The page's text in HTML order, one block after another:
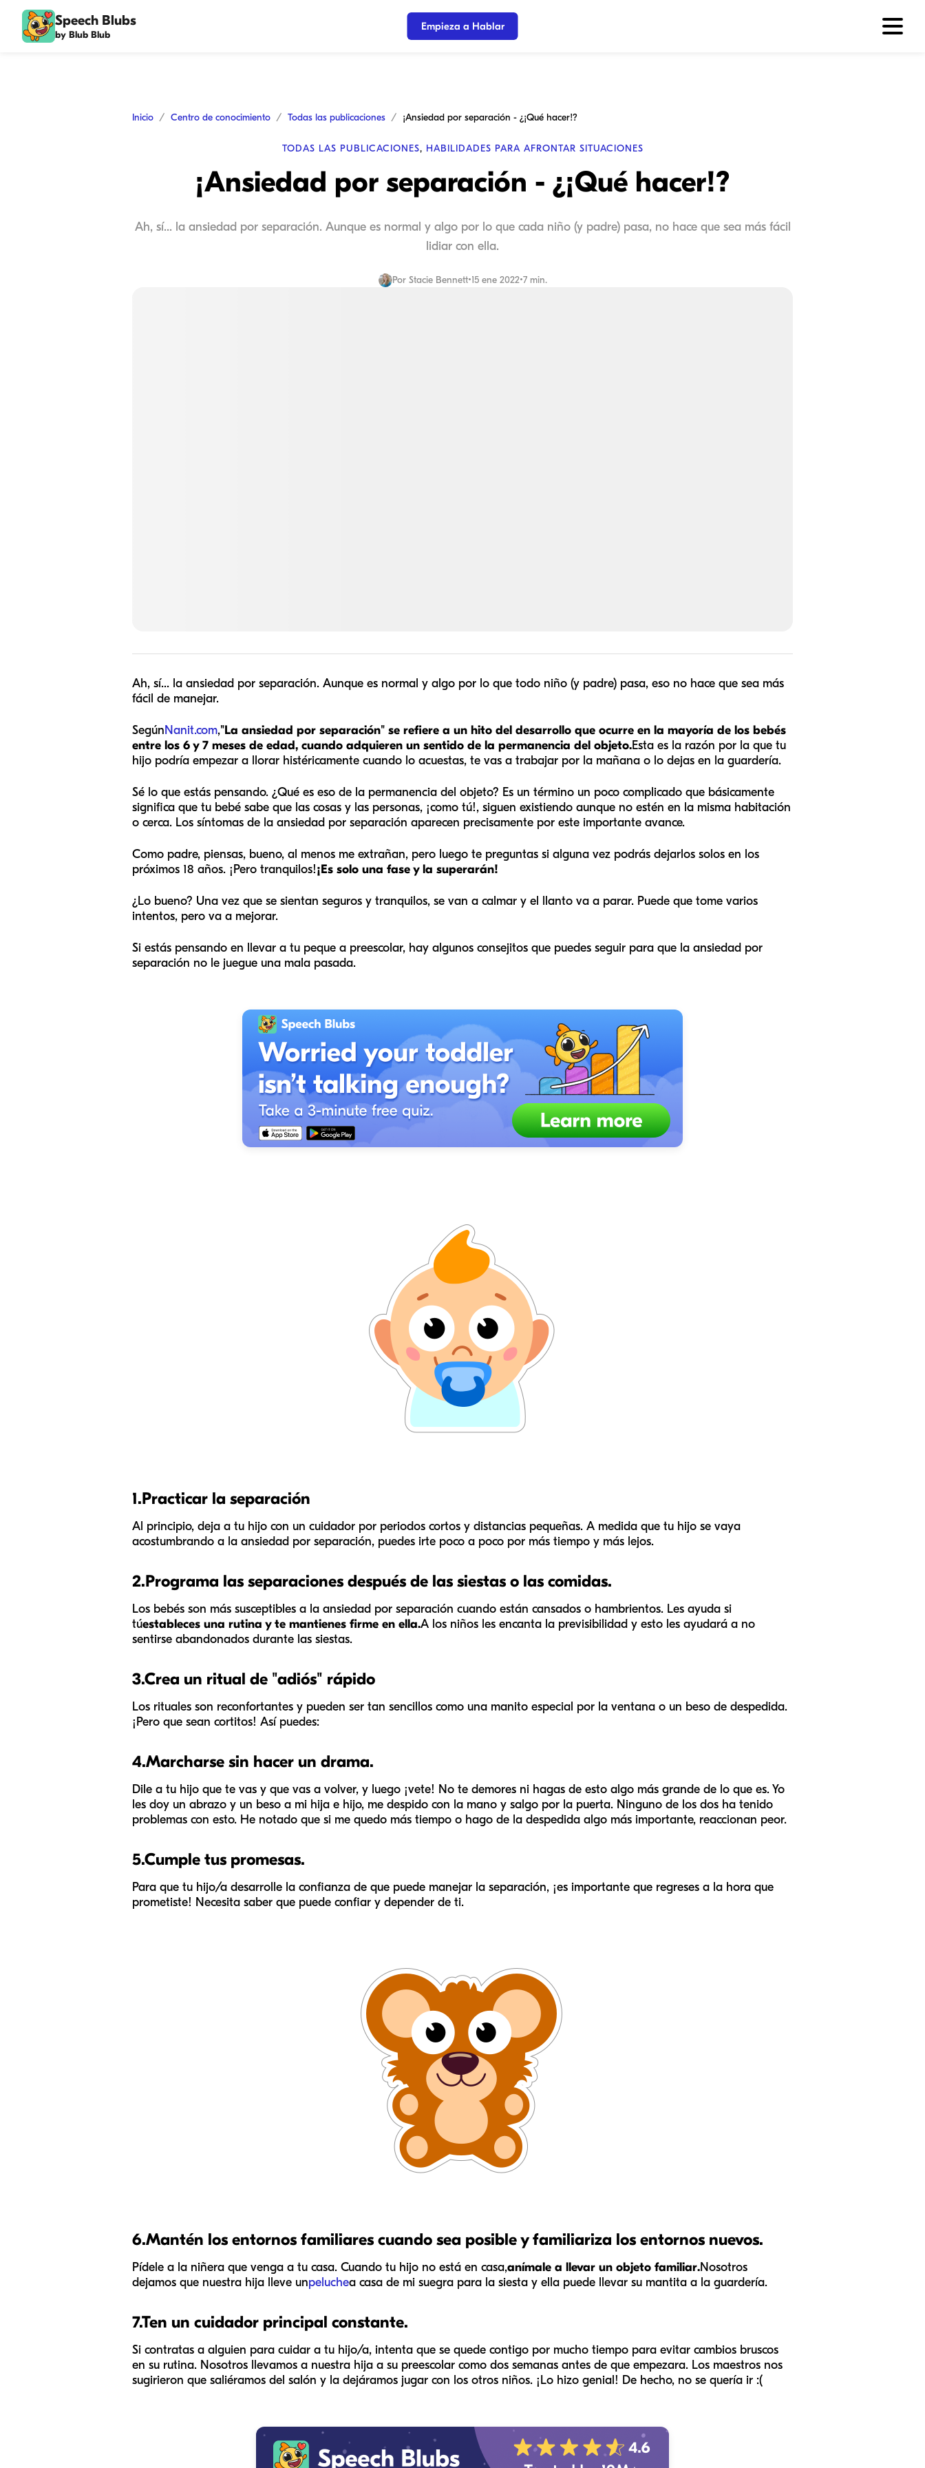
Speech Blubs
by Blub Blub
Empieza a Hablar
Inicio Centro de conocimiento Todas las publicaciones ¡Ansiedad por separación - ¿¡Qué hacer!?
TODAS LAS PUBLICACIONES, HABILIDADES PARA AFRONTAR SITUACIONES
¡Ansiedad por separación - ¿¡Qué hacer!?
Ah, sí... la ansiedad por separación. Aunque es normal y algo por lo que cada niño (y padre) pasa, no hace que sea más fácil
lidiar con ella.
Por Stacie Bennett•15 ene 2022•7 min.
Ah, sí... la ansiedad por separación. Aunque es normal y algo por lo que todo niño (y padre) pasa, eso no hace que sea más
fácil de manejar.
SegúnNanit.com,"La ansiedad por separación" se refiere a un hito del desarrollo que ocurre en la mayoría de los bebés
entre los 6 y 7 meses de edad, cuando adquieren un sentido de la permanencia del objeto.Esta es la razón por la que tu
hijo podría empezar a llorar histéricamente cuando lo acuestas, te vas a trabajar por la mañana o lo dejas en la guardería.
Sé lo que estás pensando. ¿Qué es eso de la permanencia del objeto? Es un término un poco complicado que básicamente
significa que tu bebé sabe que las cosas y las personas, ¡como tú!, siguen existiendo aunque no estén en la misma habitación
o cerca. Los síntomas de la ansiedad por separación aparecen precisamente por este importante avance.
Como padre, piensas, bueno, al menos me extrañan, pero luego te preguntas si alguna vez podrás dejarlos solos en los
próximos 18 años. ¡Pero tranquilos!¡Es solo una fase y la superarán!
¿Lo bueno? Una vez que se sientan seguros y tranquilos, se van a calmar y el llanto va a parar. Puede que tome varios
intentos, pero va a mejorar.
Si estás pensando en llevar a tu peque a preescolar, hay algunos consejitos que puedes seguir para que la ansiedad por
separación no le juegue una mala pasada.
1.Practicar la separación
Al principio, deja a tu hijo con un cuidador por periodos cortos y distancias pequeñas. A medida que tu hijo se vaya
acostumbrando a la ansiedad por separación, puedes irte poco a poco por más tiempo y más lejos.
2.Programa las separaciones después de las siestas o las comidas.
Los bebés son más susceptibles a la ansiedad por separación cuando están cansados o hambrientos. Les ayuda si
túestableces una rutina y te mantienes firme en ella.A los niños les encanta la previsibilidad y esto les ayudará a no
sentirse abandonados durante las siestas.
3.Crea un ritual de "adiós" rápido
Los rituales son reconfortantes y pueden ser tan sencillos como una manito especial por la ventana o un beso de despedida.
¡Pero que sean cortitos! Así puedes:
4.Marcharse sin hacer un drama.
Dile a tu hijo que te vas y que vas a volver, y luego ¡vete! No te demores ni hagas de esto algo más grande de lo que es. Yo
les doy un abrazo y un beso a mi hija e hijo, me despido con la mano y salgo por la puerta. Ninguno de los dos ha tenido
problemas con esto. He notado que si me quedo más tiempo o hago de la despedida algo más importante, reaccionan peor.
5.Cumple tus promesas.
Para que tu hijo/a desarrolle la confianza de que puede manejar la separación, ¡es importante que regreses a la hora que
prometiste! Necesita saber que puede confiar y depender de ti.
6.Mantén los entornos familiares cuando sea posible y familiariza los entornos nuevos.
Pídele a la niñera que venga a tu casa. Cuando tu hijo no está en casa,anímale a llevar un objeto familiar.Nosotros
dejamos que nuestra hija lleve unpeluchea casa de mi suegra para la siesta y ella puede llevar su mantita a la guardería.
7.Ten un cuidador principal constante.
Si contratas a alguien para cuidar a tu hijo/a, intenta que se quede contigo por mucho tiempo para evitar cambios bruscos
en su rutina. Nosotros llevamos a nuestra hija a su preescolar como dos semanas antes de que empezara. Los maestros nos
sugirieron que saliéramos del salón y la dejáramos jugar con los otros niños. ¡Lo hizo genial! De hecho, no se quería ir :(